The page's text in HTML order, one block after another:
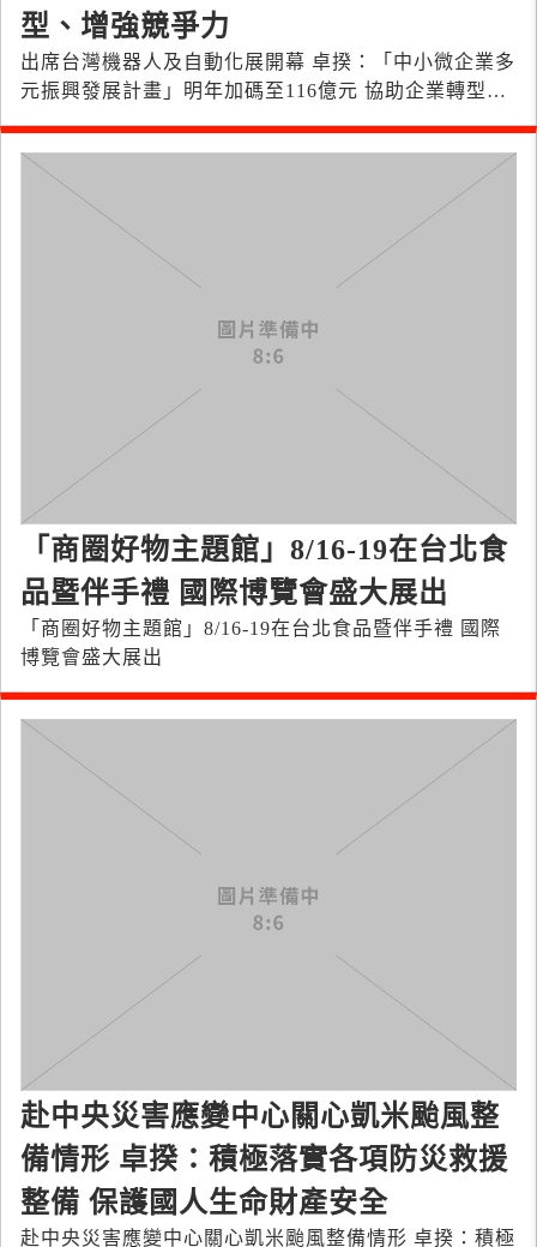
型、增強競爭力
出席台灣機器人及自動化展開幕 卓揆：「中小微企業多
元振興發展計畫」明年加碼至116億元 協助企業轉型、
「商圈好物主題館」8/16-19在台北食
品暨伴手禮 國際博覽會盛大展出
「商圈好物主題館」8/16-19在台北食品暨伴手禮 國際
博覽會盛大展出
赴中央災害應變中心關心凱米颱風整
備情形 卓揆：積極落實各項防災救援
整備 保護國人生命財產安全
赴中央災害應變中心關心凱米颱風整備情形 卓揆：積極